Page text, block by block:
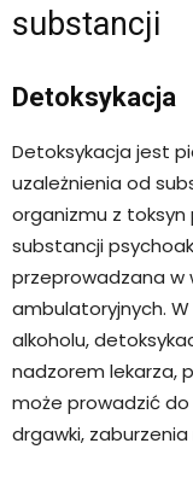
substancji
Detoksykacja
Detoksykacja jest
uzależnienia od
organizmu z toksyn
substancji
przeprowadzana w
ambulatoryjnych.
alkoholu,
nadzorem lekarza,
może prowadzić do
drgawki,